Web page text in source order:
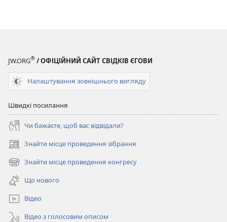
JW.ORG® / ОФІЦІЙНИЙ САЙТ СВІДКІВ ЄГОВИ
Налаштування зовнішнього вигляду
Швидкі посилання
Чи бажаєте, щоб вас відвідали?
Знайти місце проведення зібрання
(відкривається
у
новому
вікні)
Знайти місце проведення конгресу
(відкривається
новому
вікні)
Що нового
Відео
Відео з голосовим описом